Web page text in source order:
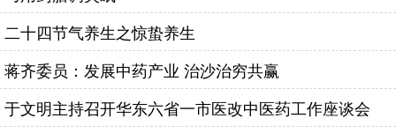
二十四节气养生之惊蛰养生
蒋齐委员：发展中药产业 治沙治穷共赢
于文明主持召开华东六省一市医改中医药工作座谈会